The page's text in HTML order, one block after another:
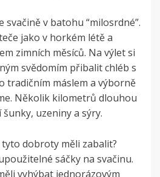
svačině v batohu “milosrdné”.
jako v horkém létě a
zimních měsíců. Na výlet si
svědomím přibalit chléb s
tradičním máslem a výborně
Několik kilometrů dlouhou
uzeniny a sýry.
dobroty měli zabalit?
sáčky na svačinu.
vyhýbat jednorázovým